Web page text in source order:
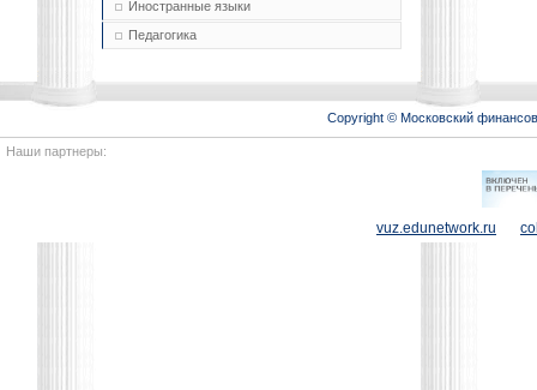
Иностранные языки
Педагогика
Copyright © Московский
Наши партнеры:
vuz.edunetwork.ru